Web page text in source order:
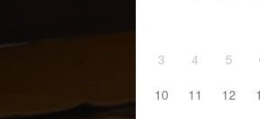
3
4 5
10
11 12